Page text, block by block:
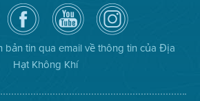
Truy
cập
Trang
Facebook
của
Địa
Hạt
Kênh
YouTube
của
Địa
Hạt
Không
Khí
Air
District
on
Instagram
bản tin qua email về thông tin của Địa
Hạt Không Khí